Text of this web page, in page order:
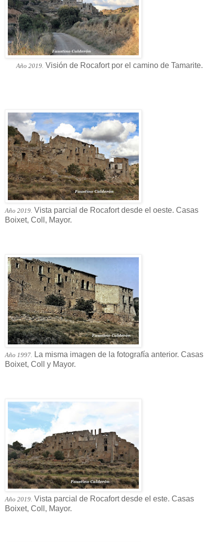
Año 2019. Visión de Rocafort por el camino de Tamarite.
Año 2019. Vista parcial de Rocafort desde el oeste. Casas
Boixet, Coll, Mayor.
Año 1997. La misma imagen de la fotografía anterior. Casas
Boixet, Coll y Mayor.
Año 2019. Vista parcial de Rocafort desde el este. Casas
Boixet, Coll, Mayor.